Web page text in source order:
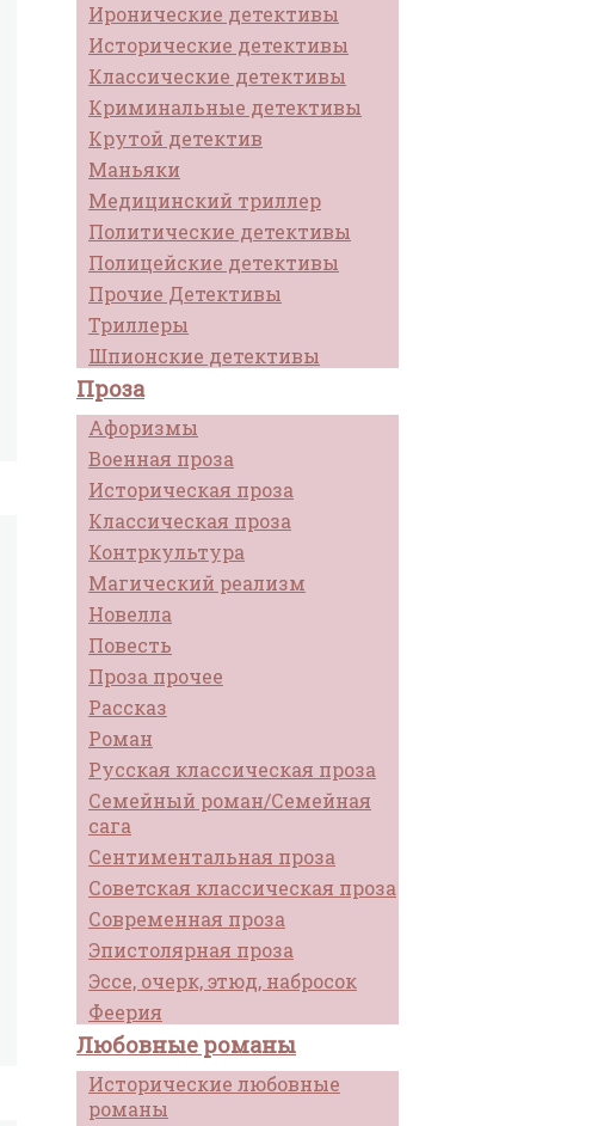
Иронические детективы
Исторические детективы
Классические детективы
Криминальные детективы
Крутой детектив
Маньяки
Медицинский триллер
Политические детективы
Полицейские детективы
Прочие Детективы
Триллеры
Шпионские детективы
Проза
Афоризмы
Военная проза
Историческая проза
Классическая проза
Контркультура
Магический реализм
Новелла
Повесть
Проза прочее
Рассказ
Роман
Русская классическая проза
Семейный роман/Семейная
сага
Сентиментальная проза
Советская классическая проза
Современная проза
Эпистолярная проза
Эссе, очерк, этюд, набросок
Феерия
Любовные романы
Исторические любовные
романы